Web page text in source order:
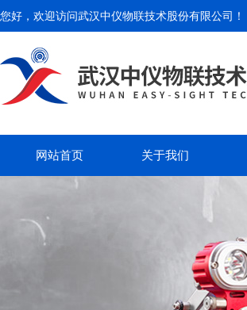
您好，欢迎访问武汉中仪物联技术股份有限公司 ！
网站首页 关于我们